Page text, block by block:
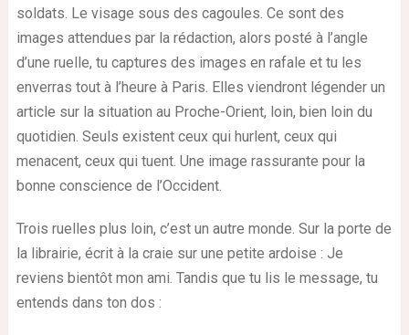
soldats. Le visage sous des cagoules. Ce sont des
images attendues par la rédaction, alors posté à l’angle
d’une ruelle, tu captures des images en rafale et tu les
enverras tout à l’heure à Paris. Elles viendront légender un
article sur la situation au Proche-Orient, loin, bien loin du
quotidien. Seuls existent ceux qui hurlent, ceux qui
menacent, ceux qui tuent. Une image rassurante pour la
bonne conscience de l’Occident.
Trois ruelles plus loin, c’est un autre monde. Sur la porte de
la librairie, écrit à la craie sur une petite ardoise : Je
reviens bientôt mon ami. Tandis que tu lis le message, tu
entends dans ton dos :